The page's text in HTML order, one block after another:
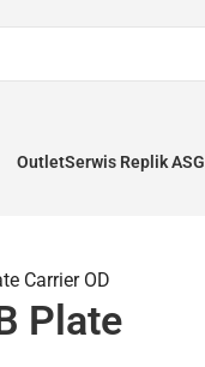
OutletSerwis Replik ASG
Carrier OD
Plate